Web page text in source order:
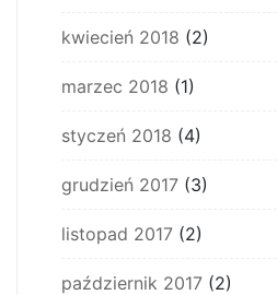
kwiecień 2018 (2)
marzec 2018 (1)
styczeń 2018 (4)
grudzień 2017 (3)
listopad 2017 (2)
październik 2017 (2)